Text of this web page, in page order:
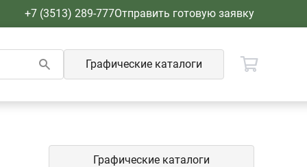
+7 (3513) 289-777Отправить готовую заявку
Графические каталоги
Графические каталоги